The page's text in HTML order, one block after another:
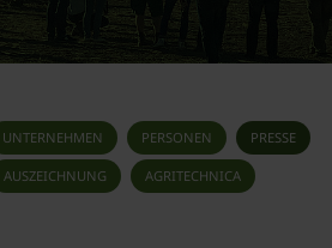
UNTERNEHMEN PERSONEN PRESSE
AUSZEICHNUNG AGRITECHNICA